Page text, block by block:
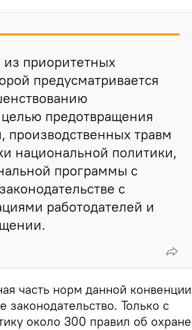
приоритетных
предусматривается
предотвращения
производственных травм
национальной политики,
программы с
с
работодателей и
часть норм данной конвенции
Только с
около 300 правил об охране